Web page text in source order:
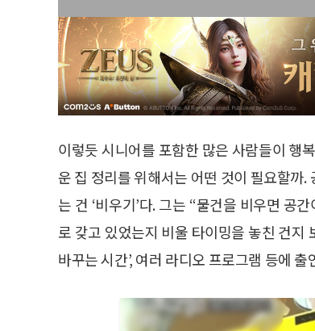
이렇듯 시니어를 포함한 많은 사람들이 행
운 집 정리를 위해서는 어떤 것이 필요할까.
는 건 ‘비우기’다. 그는 “물건을 비우면 공
로 갖고 있었는지 비울 타이밍을 놓친 건지
바꾸는 시간’, 여러 라디오 프로그램 등에